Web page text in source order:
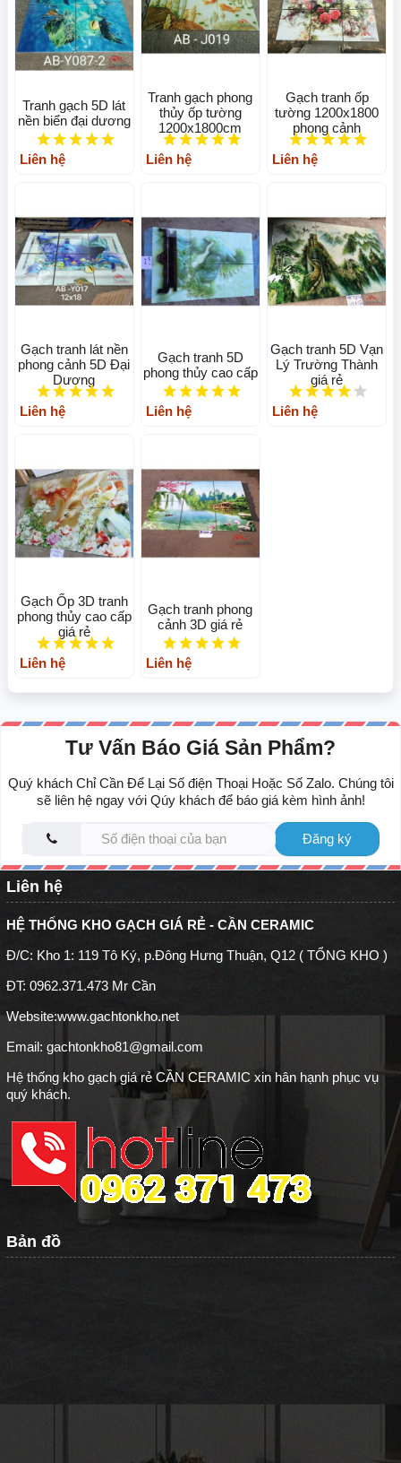
Tranh gạch 5D lát
nền biển đại dương
Liên hệ
Tranh gạch phong
thủy ốp tường
1200x1800cm
Liên hệ
Gạch tranh ốp
tường 1200x1800
phong cảnh
Liên hệ
Gạch tranh lát nền
phong cảnh 5D Đại
Dương
Liên hệ
Gạch tranh 5D
phong thủy cao cấp
Liên hệ
Gạch tranh 5D Vạn
Lý Trường Thành
giá rẻ
Liên hệ
Gạch Ốp 3D tranh
phong thủy cao cấp
giá rẻ
Liên hệ
Gạch tranh phong
cảnh 3D giá rẻ
Liên hệ
Tư Vấn Báo Giá Sản Phẩm?
Quý khách Chỉ Cần Để Lại Số điện Thoại Hoặc Số Zalo. Chúng tôi
sẽ liên hệ ngay với Qúy khách để báo giá kèm hình ảnh!
Đăng ký
Liên hệ
HỆ THỐNG KHO GẠCH GIÁ RẺ - CẦN CERAMIC
Đ/C: Kho 1: 119 Tô Ký, p.Đông Hưng Thuận, Q12 ( TỔNG KHO )
ĐT: 0962.371.473 Mr Cần
Website:www.gachtonkho.net
Email: gachtonkho81@gmail.com
Hệ thống kho gạch giá rẻ CẦN CERAMIC xin hân hạnh phục vụ
quý khách.
Bản đồ